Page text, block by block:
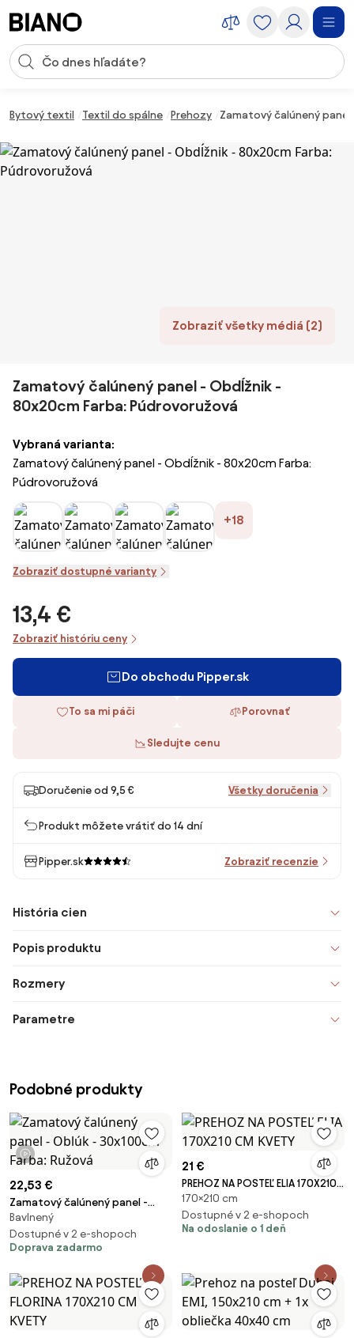
Vstup pre vyhľadávanie
Bytový textil Textil do spálne Prehozy Zamatový čalúnený
Zobraziť všetky médiá (2)
Zamatový čalúnený panel - Obdĺžnik -
80x20cm Farba: Púdrovoružová
Vybraná varianta:
Zamatový čalúnený panel - Obdĺžnik - 80x20cm Farba:
Púdrovoružová
+18
Zobraziť dostupné varianty
13,4 €
Zobraziť históriu ceny
Do obchodu Pipper.sk
To sa mi páči Porovnať
Sledujte cenu
Doručenie od 9,5 € Všetky doručenia
Produkt môžete vrátiť do 14 dní
Pipper.sk Zobraziť recenzie
História cien
Popis produktu
Rozmery
Parametre
Podobné produkty
1 video
22,53 €
Zamatový čalúnený panel -
Oblúk - 30x100cm Farba:
Ružová
Bavlnený
Dostupné v 2 e-shopoch
Doprava zadarmo
21 €
PREHOZ NA POSTEĽ ELIA 170X210
CM KVETY
170×210 cm
Dostupné v 2 e-shopoch
Na odoslanie o 1 deň